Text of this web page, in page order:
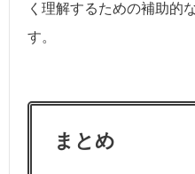
く理解するための補助的
す。
まとめ